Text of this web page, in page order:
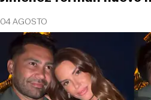
04 AGOSTO